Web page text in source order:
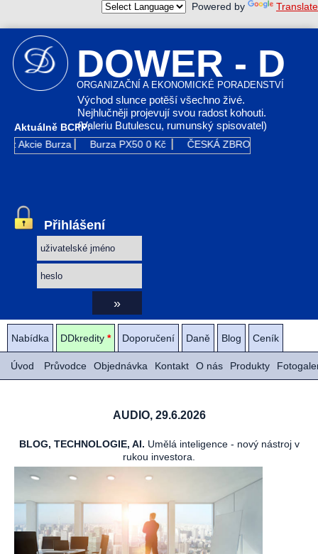
Powered by Translate
DOWER - D
ORGANIZAČNÍ A EKONOMICKÉ PORADENSTVÍ
Východ slunce potěší všechno živé.
Nejhlučněji projevují svou radost kohouti.
(Valeriu Butulescu, rumunský spisovatel)
Aktuálně BCPP:
Burza
Burza PX50 0 Kč ČESKÁ ZBROJOVKA GR
Přihlášení
Nabídka DDkredity * Doporučení Daně Blog Ceník
Úvod Průvodce Objednávka Kontakt O nás Produkty
AUDIO, 29.6.2026
BLOG, TECHNOLOGIE, AI. Umělá inteligence - nový nástroj v
rukou investora.